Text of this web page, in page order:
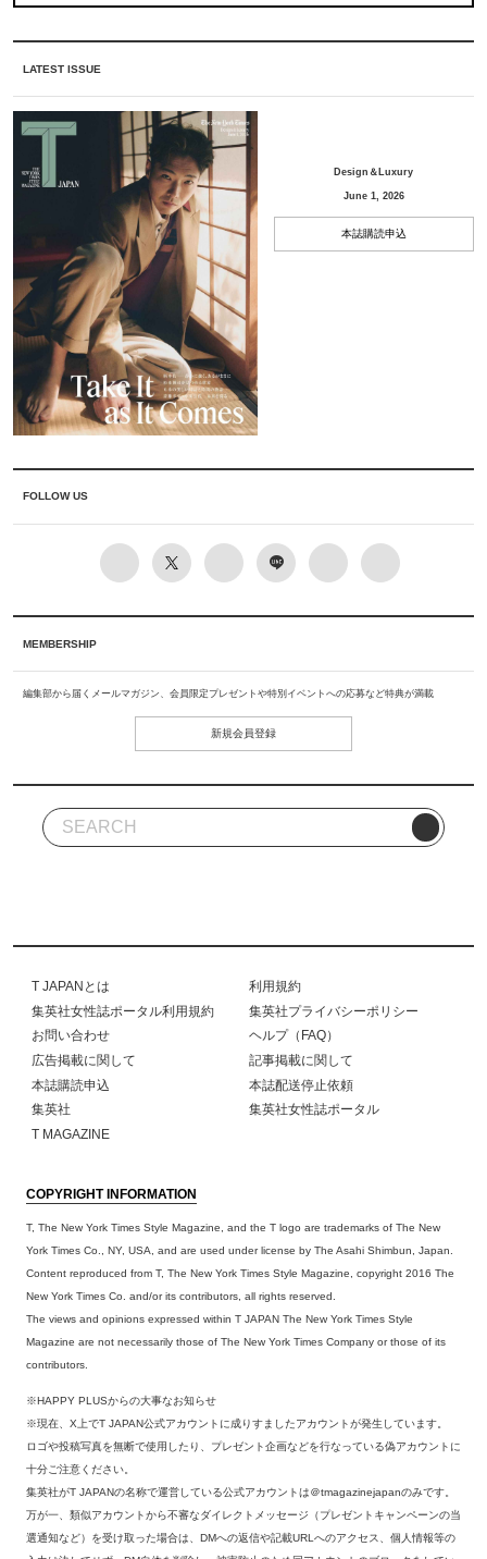
LATEST ISSUE
Design＆Luxury
June 1, 2026
本誌購読申込
FOLLOW US
MEMBERSHIP
編集部から届くメールマガジン、会員限定プレゼントや特別イベントへの応募など特典が満載
新規会員登録
T JAPANとは
利用規約
集英社女性誌ポータル利用規約
集英社プライバシーポリシー
お問い合わせ
ヘルプ（FAQ）
広告掲載に関して
記事掲載に関して
本誌購読申込
本誌配送停止依頼
集英社
集英社女性誌ポータル
T MAGAZINE
COPYRIGHT INFORMATION
T, The New York Times Style Magazine, and the T logo are trademarks of The New
York Times Co., NY, USA, and are used under license by The Asahi Shimbun, Japan.
Content reproduced from T, The New York Times Style Magazine, copyright 2016 The
New York Times Co. and/or its contributors, all rights reserved.
The views and opinions expressed within T JAPAN The New York Times Style
Magazine are not necessarily those of The New York Times Company or those of its
contributors.
※HAPPY PLUSからの大事なお知らせ
※現在、X上でT JAPAN公式アカウントに成りすましたアカウントが発生しています。
ロゴや投稿写真を無断で使用したり、プレゼント企画などを行なっている偽アカウントに
十分ご注意ください。
集英社がT JAPANの名称で運営している公式アカウントは＠tmagazinejapanのみです。
万が一、類似アカウントから不審なダイレクトメッセージ（プレゼントキャンペーンの当
選通知など）を受け取った場合は、DMへの返信や記載URLへのアクセス、個人情報等の